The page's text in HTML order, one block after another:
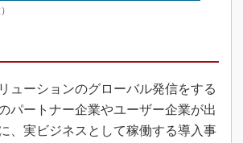
ーションのグローバル発信をする
パートナー企業やユーザー企業が出
、実ビジネスとして稼働する導入事